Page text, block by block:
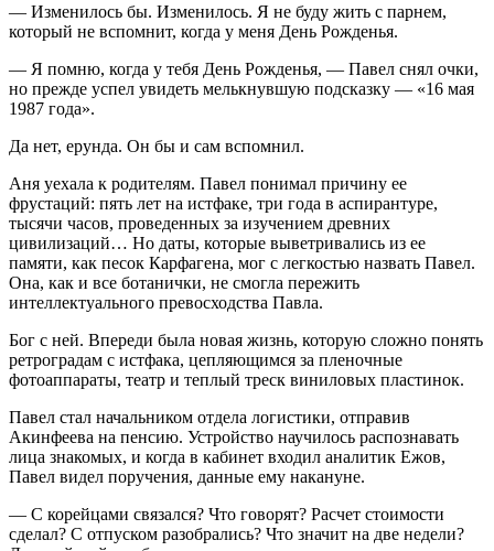
— Изменилось бы. Изменилось. Я не буду жить с парнем,
который не вспомнит, когда у меня День Рожденья.
— Я помню, когда у тебя День Рожденья, — Павел снял очки,
но прежде успел увидеть мелькнувшую подсказку — «16 мая
1987 года».
Да нет, ерунда. Он бы и сам вспомнил.
Аня уехала к родителям. Павел понимал причину ее
фрустаций: пять лет на истфаке, три года в аспирантуре,
тысячи часов, проведенных за изучением древних
цивилизаций… Но даты, которые выветривались из ее
памяти, как песок Карфагена, мог с легкостью назвать Павел.
Она, как и все ботанички, не смогла пережить
интеллектуального превосходства Павла.
Бог с ней. Впереди была новая жизнь, которую сложно понять
ретроградам с истфака, цепляющимся за пленочные
фотоаппараты, театр и теплый треск виниловых пластинок.
Павел стал начальником отдела логистики, отправив
Акинфеева на пенсию. Устройство научилось распознавать
лица знакомых, и когда в кабинет входил аналитик Ежов,
Павел видел поручения, данные ему накануне.
— С корейцами связался? Что говорят? Расчет стоимости
сделал? С отпуском разобрались? Что значит на две недели?